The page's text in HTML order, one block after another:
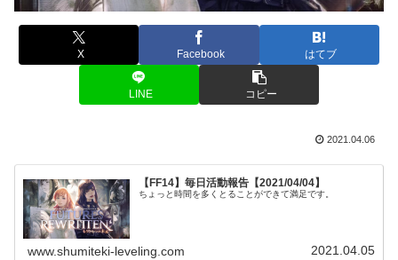
X Facebook はてブ
LINE コピー
2021.04.06
【FF14】毎日活動報告【2021/04/04】
ちょっと時間を多くとることができて満足です。
www.shumiteki-leveling.com 2021.04.05